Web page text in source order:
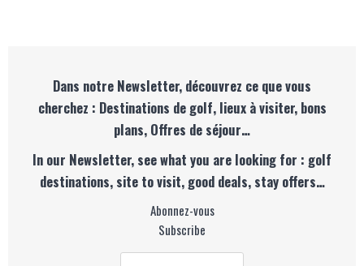
Dans notre Newsletter, découvrez ce que vous
cherchez : Destinations de golf, lieux à visiter, bons
plans, Offres de séjour…
In our Newsletter, see what you are looking for : golf
destinations, site to visit, good deals, stay offers…
Abonnez-vous
Subscribe